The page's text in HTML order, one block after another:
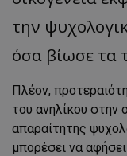
την
όσα βίωσε τα
Πλέον,
του ανηλίκου στην
απαραίτητης
μπορέσει να